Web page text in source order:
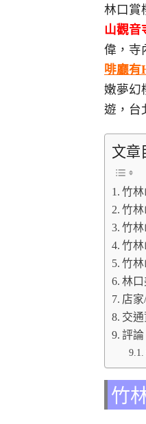
林口賞
山觀音
偉，寺
啡廳有
嫩夢幻
遊，台
文章
竹
竹
竹
竹
竹
林
店
交
評論
竹